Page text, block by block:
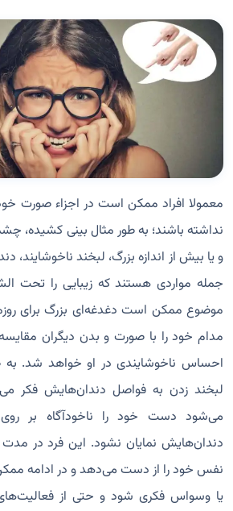
معمولا افراد ممکن است در اجزاء صورت
نداشته باشند؛ به طور مثال بینی کشیده،
و یا بیش از اندازه بزرگ، لبخند ناخوشایند،
جمله مواردی هستند که زیبایی را تحت
موضوع ممکن است دغدغه‌ای بزرگ برای
مدام خود را با صورت و بدن دیگران
احساس ناخوشایندی در او خواهد شد. به
لبخند زدن به فواصل دندان‌هایش فکر
می‌شود دست خود را ناخودآگاه بر
دندان‌‌هایش نمایان نشود. این فرد در مدت
نفس خود را از دست می‌دهد و در ادامه
یا وسواس فکری شود و حتی از فعالیت‌های